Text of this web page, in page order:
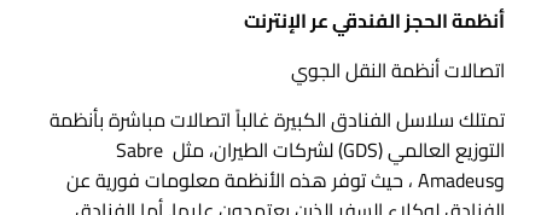
أنظمة الحجز الفندقي عر الإنترنت
اتصالات أنظمة النقل الجوي
تمتلك سلاسل الفنادق الكبيرة غالباً اتصالات مباشرة بأنظمة
التوزيع العالمي (GDS) لشركات الطيران، مثل Sabre
وAmadeus ، حيث توفر هذه الأنظمة معلومات فورية عن